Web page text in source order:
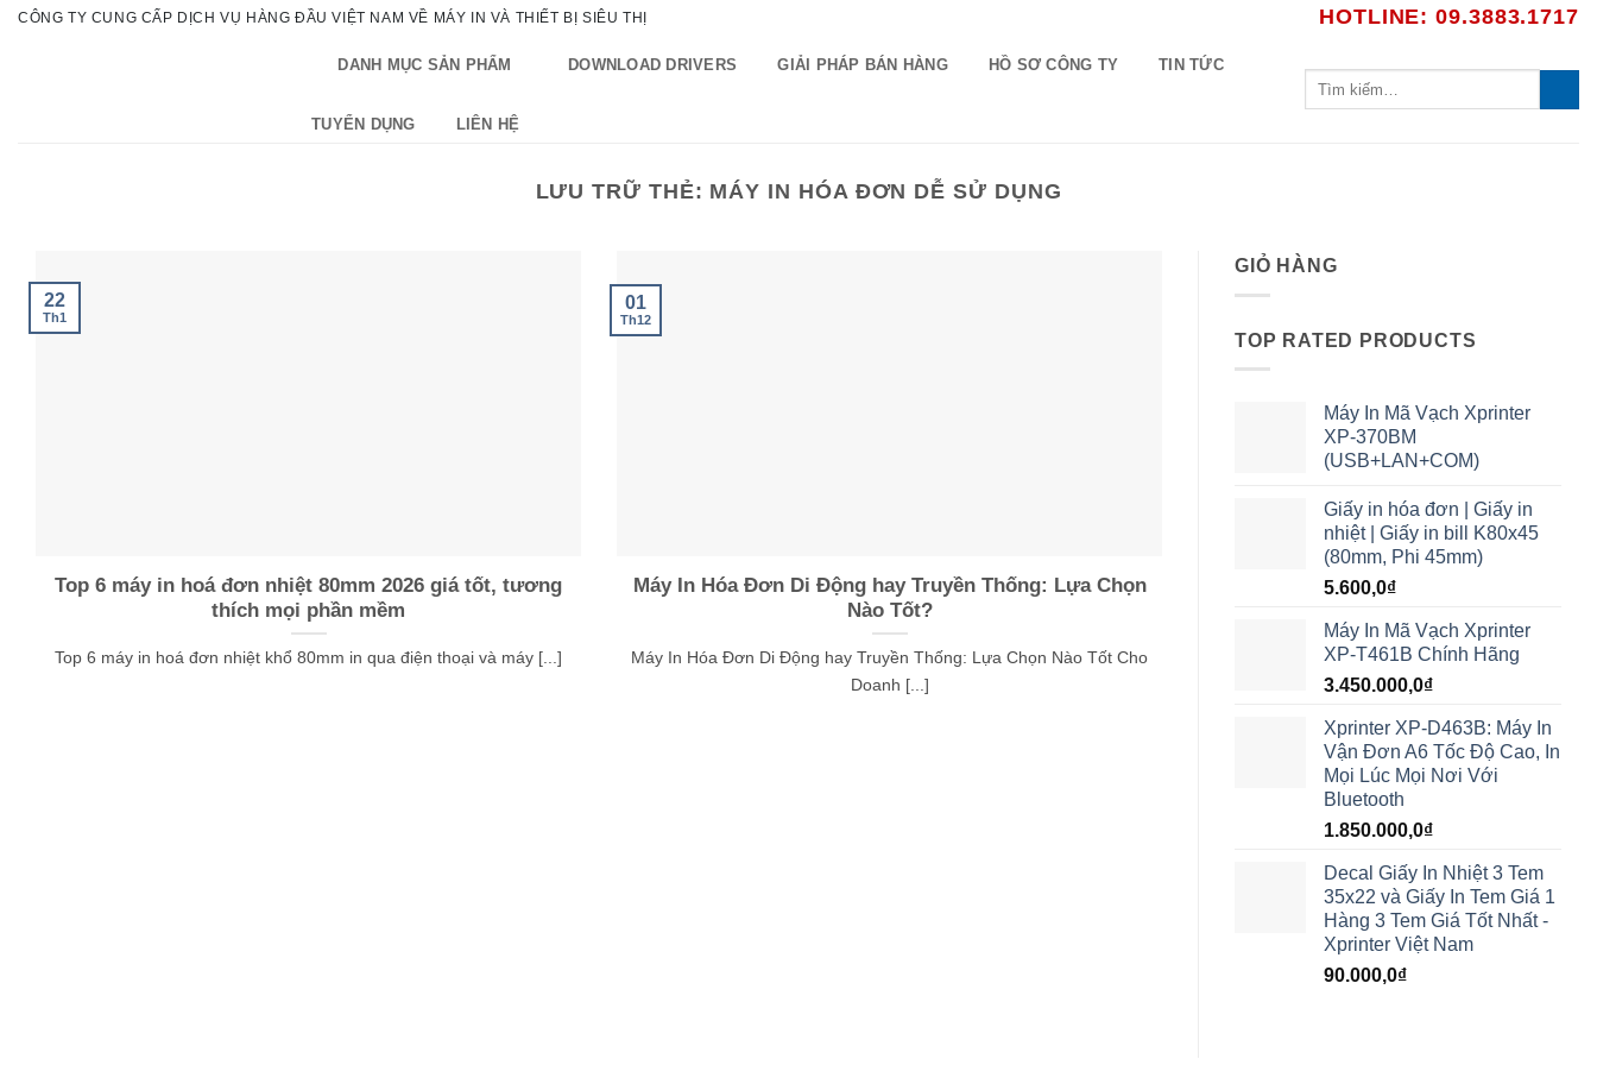
BỏCÔNG TY CUNG CẤP DỊCH VỤ HÀNG ĐẦU VIỆT NAM VỀ MÁY IN VÀ THIẾT BỊ SIÊU THỊ HOTLINE: 09.3883.1717
DANH MỤC SẢN PHẨM DOWNLOAD DRIVERS GIẢI PHÁP BÁN HÀNG HỒ SƠ CÔNG TY TIN TỨC
TUYỂN DỤNG LIÊN HỆ
LƯU TRỮ THẺ: MÁY IN HÓA ĐƠN DỄ SỬ DỤNG
Top 6 máy in hoá đơn nhiệt 80mm 2026 giá tốt, tương
thích mọi phần mềm
Top 6 máy in hoá đơn nhiệt khổ 80mm in qua điện thoại và máy [...]
22
Th1
Máy In Hóa Đơn Di Động hay Truyền Thống: Lựa Chọn
Nào Tốt?
Máy In Hóa Đơn Di Động hay Truyền Thống: Lựa Chọn Nào Tốt Cho
Doanh [...]
01
Th12
GIỎ HÀNG
TOP RATED PRODUCTS
Máy In Mã Vạch Xprinter
XP-370BM
(USB+LAN+COM)
Giấy in hóa đơn | Giấy in
nhiệt | Giấy in bill K80x45
(80mm, Phi 45mm)
5.600,0₫
Máy In Mã Vạch Xprinter
XP-T461B Chính Hãng
3.450.000,0₫
Xprinter XP-D463B: Máy In
Vận Đơn A6 Tốc Độ Cao, In
Mọi Lúc Mọi Nơi Với
Bluetooth
1.850.000,0₫
Decal Giấy In Nhiệt 3 Tem
35x22 và Giấy In Tem Giá 1
Hàng 3 Tem Giá Tốt Nhất -
Xprinter Việt Nam
90.000,0₫